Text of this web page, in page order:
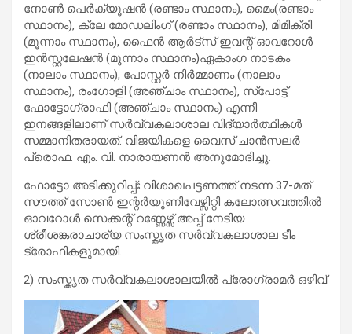
നോൺ പെർക്യൂഷൻ (രണ്ടാം സ്ഥാനം), മൈം(രണ്ടാം
സ്ഥാനം), ക്ലേ മോഡലിംഗ് (രണ്ടാം സ്ഥാനം), മിമിക്രി
(മൂന്നാം സ്ഥാനം), ഫൈൻ ആർട്സ് ഇവന്റ് ഓവറോൾ
ഇൻസ്റ്റലേഷൻ (മൂന്നാം സ്ഥാനം)ഏകാംഗ നാടകം
(നാലാം സ്ഥാനം), പോസ്റ്റർ നിർമ്മാണം (നാലാം
സ്ഥാനം), രംഗോളി (അഞ്ചാം സ്ഥാനം), സ്പോട്ട്
ഫോട്ടോഗ്രാഫി (അഞ്ചാം സ്ഥാനം) എന്നീ
ഇനങ്ങളിലാണ് സർവ്വകലാശാല വിദ്യാർത്ഥികൾ
സമ്മാനിതരായത്. വിജയികളെ വൈസ് ചാൻസലർ
പ്രൊഫ. എം. വി. നാരായണൻ അനുമോദിച്ചു.
ഫോട്ടോ അടിക്കുറിപ്പ്ഃ വിശാഖപട്ടണത്ത് നടന്ന 37-മത്
സൗത്ത് സോൺ ഇന്റർയൂണിവേഴ്സിറ്റി കലോത്സവത്തിൽ
ഓവറോൾ സെക്കന്റ് റണ്ണേഴ്സ് അപ്പ് നേടിയ
ശ്രീശങ്കരാചാര്യ സംസ്കൃത സർവ്വകലാശാല ടീം
ട്രോഫികളുമായി.
2) സംസ്കൃത സർവ്വകലാശാലയിൽ പ്രോഗ്രാമർ ഒഴിവ്